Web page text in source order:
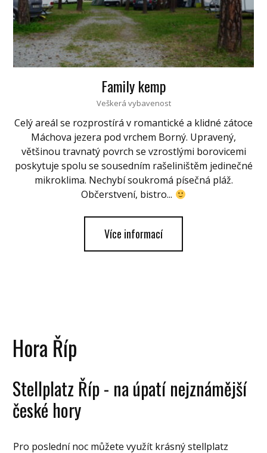
Family kemp
Veškerá vybavenost
Celý areál se rozprostírá v romantické a klidné zátoce
Máchova jezera pod vrchem Borný. Upravený,
většinou travnatý povrch se vzrostlými borovicemi
poskytuje spolu se sousedním rašeliništěm jedinečné
mikroklima. Nechybí soukromá písečná pláž.
Občerstvení, bistro...
Více informací
Hora Říp
Stellplatz Říp - na úpatí nejznámější
české hory
Pro poslední noc můžete využít krásný stellplatz